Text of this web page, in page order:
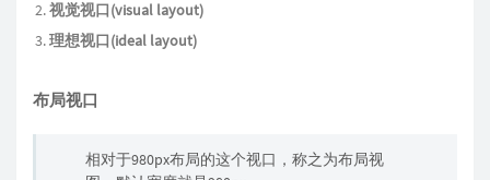
视觉视口(visual layout)
理想视口(ideal layout)
布局视口
相对于980px布局的这个视口，称之为布局视